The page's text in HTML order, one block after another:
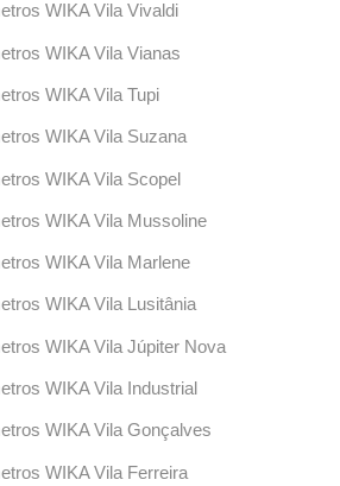
WIKA Vila Vivaldi
WIKA Vila Vianas
WIKA Vila Tupi
WIKA Vila Suzana
WIKA Vila Scopel
WIKA Vila Mussoline
WIKA Vila Marlene
WIKA Vila Lusitânia
WIKA Vila Júpiter Nova
WIKA Vila Industrial
WIKA Vila Gonçalves
WIKA Vila Ferreira